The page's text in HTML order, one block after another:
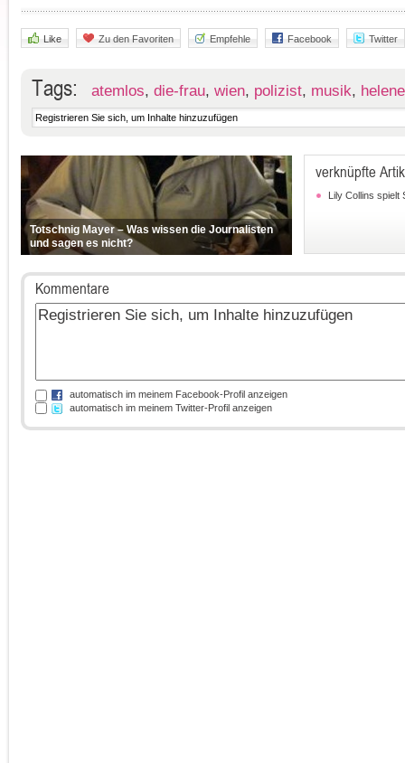
Like Zu den Favoriten Empfehle Facebook Twitter
Tags: atemlos, die-frau, wien, polizist, musik,
Totschnig Mayer – Was wissen die Journalisten
und sagen es nicht?
verknüpfte
Lily Collins spielt
Kommentare
automatisch im meinem Facebook-Profil anzeigen
automatisch im meinem Twitter-Profil anzeigen